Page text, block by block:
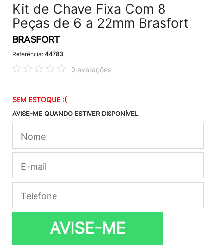
Kit de Chave Fixa Com 8
Peças de 6 a 22mm Brasfort
BRASFORT
Referência: 44783
0 avaliações
SEM ESTOQUE :(
AVISE-ME QUANDO ESTIVER DISPONÍVEL
AVISE-ME